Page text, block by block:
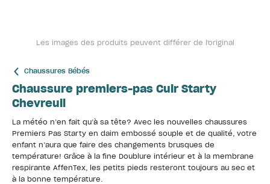
Les images des produits peuvent différer de l'original
Chaussures Bébés
Chaussure premiers-pas Cuir Starty
Chevreuil
La météo n’en fait qu’à sa tête? Avec les nouvelles chaussures
Premiers Pas Starty en daim embossé souple et de qualité, votre
enfant n’aura que faire des changements brusques de
température! Grâce à la fine Doublure intérieur et à la membrane
respirante AffenTex, les petits pieds resteront toujours au sec et
à la bonne température.